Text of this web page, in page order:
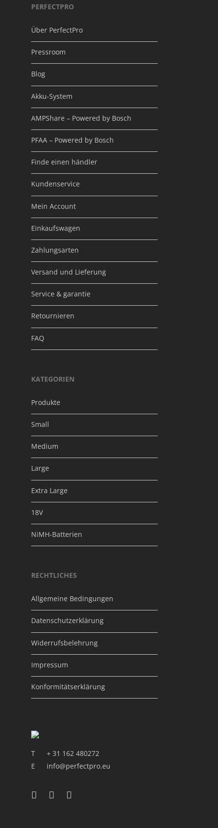
PERFECTPRO
Über PerfectPro
Pressroom
Blog
Akku-System
AMPShare – Powered by Bosch
PFAA – Powered by Bosch
Finde einen händler
Kundenservice
Mein Account
Einkaufswagen
Zahlungsarten
Versand und Lieferung
Service & garantie
Retournieren
FAQ
KATEGORIEN
Produkte
Small
Medium
Large
Extra Large
18V
NiMH-Batterien
RECHTLICHES
Allgemeine Bedingungen
Datenschutzerklärung
Widerrufsbelehrung
Impressum
Konformitätserklärung
T + 31 162 480272
E
info@perfectpro.eu